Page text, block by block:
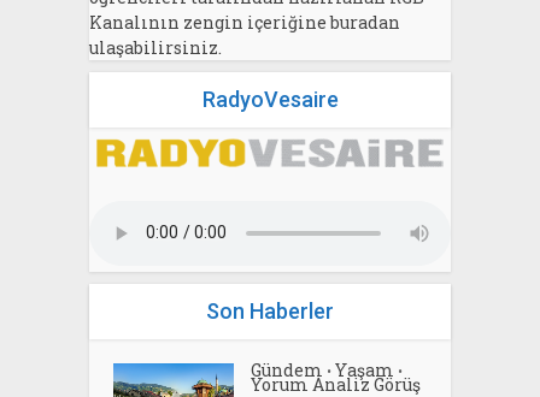
Kanalının zengin içeriğine buradan
ulaşabilirsiniz.
RadyoVesaire
Son Haberler
Gündem • Yaşam •
Yorum Analiz Görüş